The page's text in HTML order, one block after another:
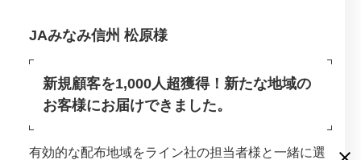
JAみなみ信州 松原様
新規顧客を1,000人超獲得！新たな地域の
お客様にお届けできました。
有効的な配布地域をライン社の担当者様と一緒に選